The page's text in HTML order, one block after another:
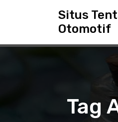
t
Situs
Otomotif
Tag